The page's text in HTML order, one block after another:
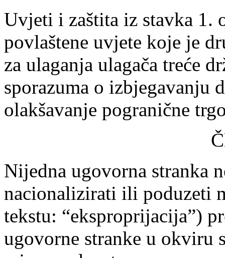
Uvjeti i zaštita iz stavka 1.
povlaštene uvjete koje je
za ulaganja ulagača treće
sporazuma o izbjegavanju
olakšavanje pogranične
Nijedna ugovorna stranka
nacionalizirati ili poduzeti
tekstu: “eksproprijacija”)
ugovorne stranke u okviru